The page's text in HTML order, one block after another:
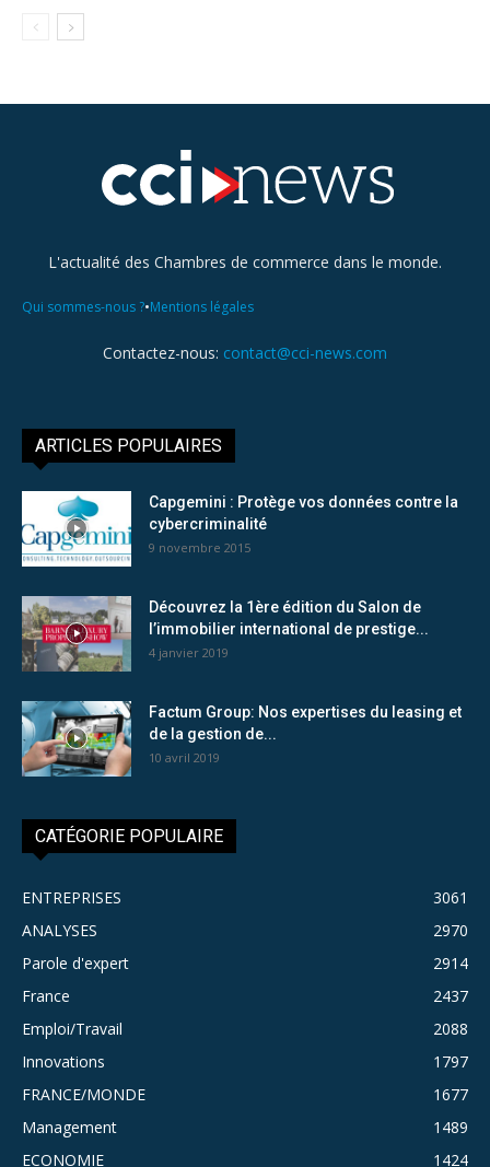
L'actualité des Chambres de commerce dans le monde.
Qui sommes-nous ?•Mentions légales
Contactez-nous: contact@cci-news.com
ARTICLES POPULAIRES
Capgemini : Protège vos données contre la
cybercriminalité
9 novembre 2015
Découvrez la 1ère édition du Salon de
l’immobilier international de prestige...
4 janvier 2019
Factum Group: Nos expertises du leasing et
de la gestion de...
10 avril 2019
CATÉGORIE POPULAIRE
ENTREPRISES
3061
ANALYSES
2970
Parole d'expert
2914
France
2437
Emploi/Travail
2088
Innovations
1797
FRANCE/MONDE
1677
Management
1489
ECONOMIE
1424